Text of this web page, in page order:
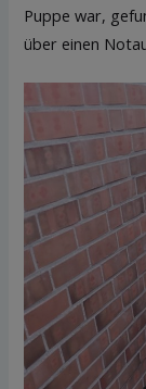
Puppe war,
über einen